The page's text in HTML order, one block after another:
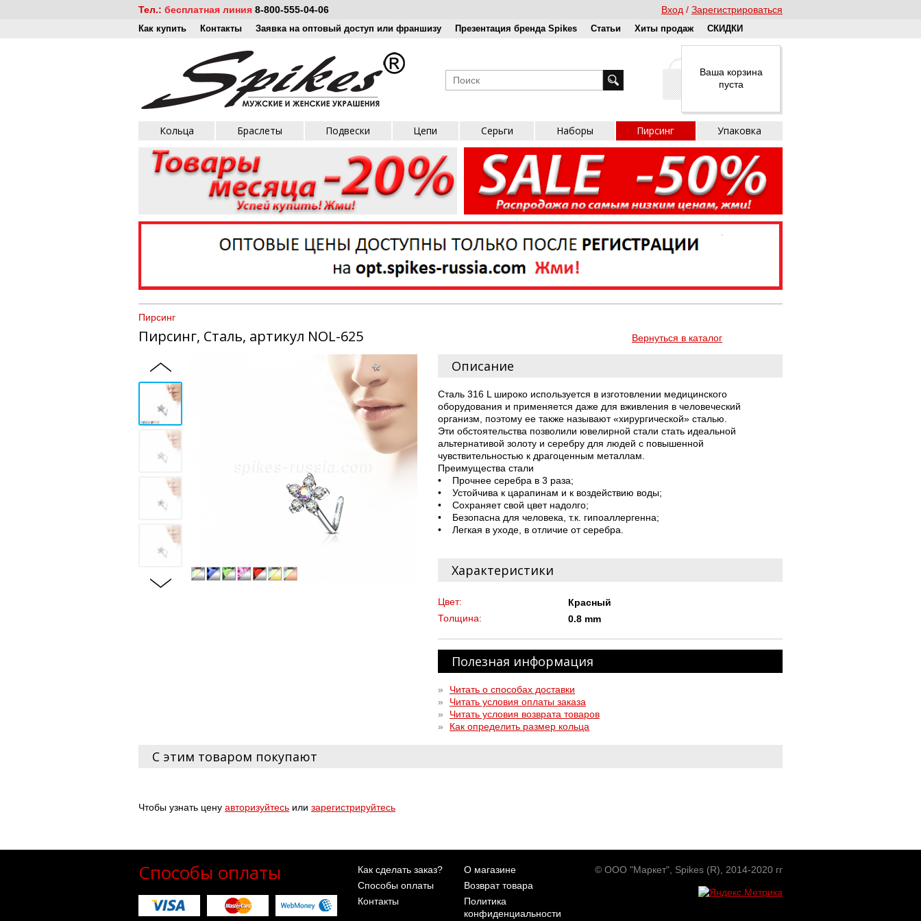
Тел.: бесплатная линия 8-800-555-04-06 Вход Зарегистрироваться
Как купить Контакты Заявка на оптовый доступ или франшизу Презентация бренда Spikes Статьи Хиты продаж СКИДКИ
Ваша корзина
пуста
Кольца Браслеты Подвески Цепи Серьги Наборы Пирсинг Упаковка
Пирсинг
Пирсинг, Сталь, артикул NOL-625 Вернуться в каталог
Описание
Сталь 316 L широко используется в изготовлении медицинского
оборудования и применяется даже для вживления в человеческий
организм, поэтому ее также называют «хирургической» сталью.
Эти обстоятельства позволили ювелирной стали стать идеальной
альтернативой золоту и серебру для людей с повышенной
чувствительностью к драгоценным металлам.
Преимущества стали
• Прочнее серебра в 3 раза;
• Устойчива к царапинам и к воздействию воды;
• Сохраняет свой цвет надолго;
• Безопасна для человека, т.к. гипоаллергенна;
• Легкая в уходе, в отличие от серебра.
Характеристики
Цвет:
Красный
Толщина:
0.8 mm
Полезная информация
»
Читать о способах доставки
»
Читать условия оплаты заказа
»
Читать условия возврата товаров
»
Как определить размер кольца
С этим товаром покупают
Чтобы узнать цену авторизуйтесь или зарегистрируйтесь
Способы оплаты Как сделать заказ?
О магазине
Способы оплаты
Возврат товара
Контакты
Политика
конфиденциальности
© ООО "Маркет", Spikes (R), 2014-2020 гг